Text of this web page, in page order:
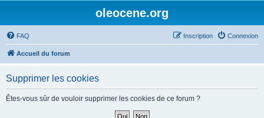
oleocene.org
FAQ Connexion
Inscription
Accueil du forum
Supprimer les cookies
Êtes-vous sûr de vouloir supprimer les cookies de ce forum ?